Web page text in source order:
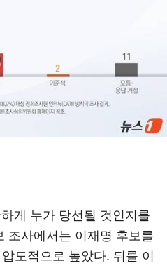
게 누가 당선될 것인지를
조사에서는 이재명 후보를
도적으로 높았다. 뒤를 이